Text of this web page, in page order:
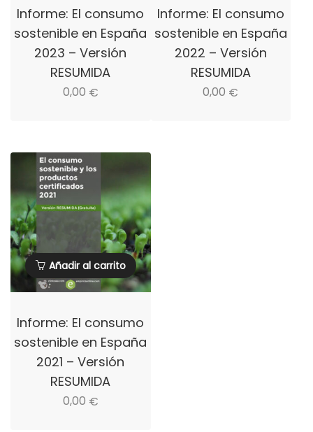
Informe: El consumo
sostenible en España
2023 – Versión
RESUMIDA
0,00 €
Informe: El consumo
sostenible en España
2022 – Versión
RESUMIDA
0,00 €
Añadir al carrito
Informe: El consumo
sostenible en España
2021 – Versión
RESUMIDA
0,00 €